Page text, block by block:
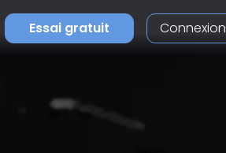
Essai gratuit Connexion